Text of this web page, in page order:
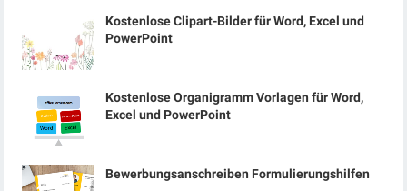
Kostenlose Clipart-Bilder für Word, Excel und
PowerPoint
Kostenlose Organigramm Vorlagen für Word,
Excel und PowerPoint
Bewerbungsanschreiben Formulierungshilfen